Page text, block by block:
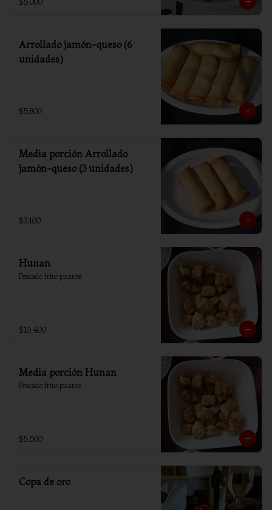
Arrollado jamón-queso (6
unidades)
$5.800
Media porción Arrollado
jamón-queso (3 unidades)
$3.100
Hunan
Pescado frito picante
$10.400
Media porción Hunan
Pescado frito picante
$5.500
Copa de oro